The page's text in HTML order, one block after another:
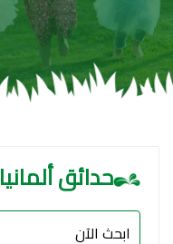
حدائق ألمانيا